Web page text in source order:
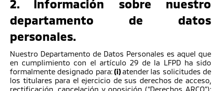
2. Información sobre nuestro
departamento de datos
personales.
Nuestro Departamento de Datos Personales es aquel que
en cumplimiento con el artículo 29 de la LFPD ha sido
formalmente designado para:(i)atender las solicitudes de
los titulares para el ejercicio de sus derechos de acceso,
rectificación, cancelación y oposición (“Derechos ARCO”);